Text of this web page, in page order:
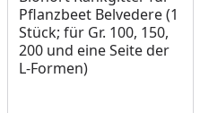
Pflanzbeet Belvedere (1
Stück; für Gr. 100, 150,
200 und eine Seite der
L-Formen)